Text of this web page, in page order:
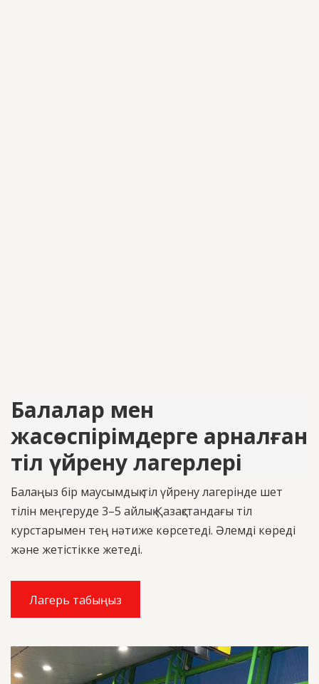
Балалар мен
жасөспірімдерге арналған
тіл үйрену лагерлері
Балаңыз бір маусымдық тіл үйрену лагерінде шет
тілін меңгеруде 3–5 айлық Қазақстандағы тіл
курстарымен тең нәтиже көрсетеді. Әлемді көреді
және жетістікке жетеді.
Лагерь табыңыз